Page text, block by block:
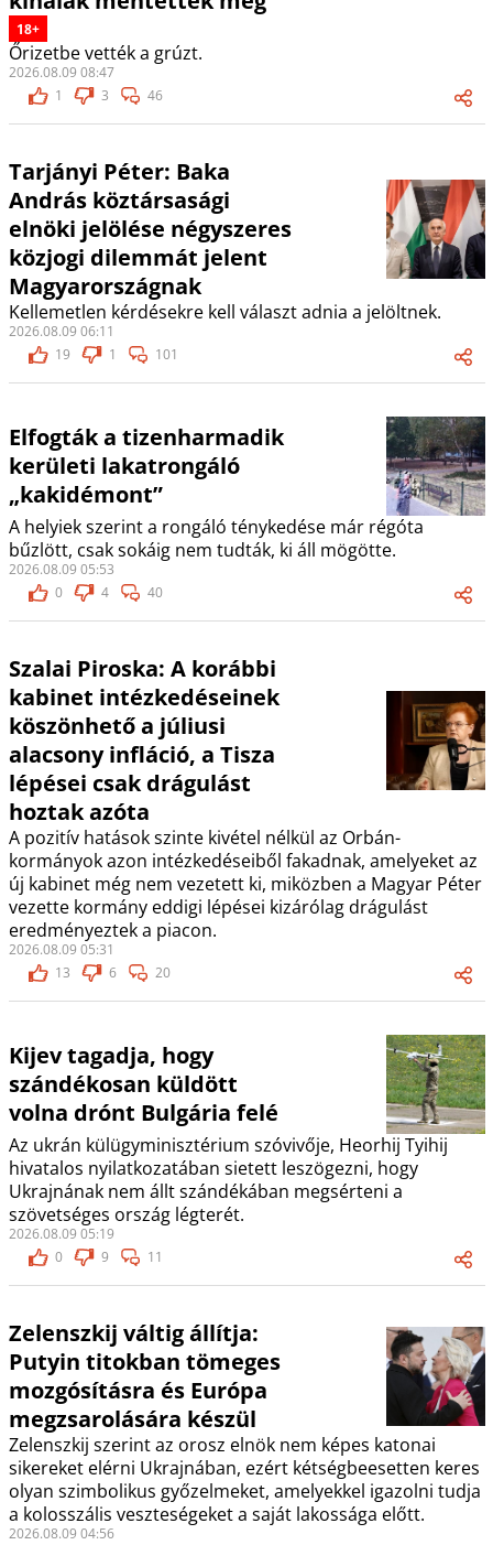
18+
Őrizetbe vették a grúzt.
2026.08.09 08:47
1
3 46
Tarjányi Péter: Baka
András köztársasági
elnöki jelölése négyszeres
közjogi dilemmát jelent
Magyarországnak
Kellemetlen kérdésekre kell választ adnia a jelöltnek.
2026.08.09 06:11
19
1 101
Elfogták a tizenharmadik
kerületi lakatrongáló
„kakidémont”
A helyiek szerint a rongáló ténykedése már régóta
bűzlött, csak sokáig nem tudták, ki áll mögötte.
2026.08.09 05:53
0
4 40
Szalai Piroska: A korábbi
kabinet intézkedéseinek
köszönhető a júliusi
alacsony infláció, a Tisza
lépései csak drágulást
hoztak azóta
A pozitív hatások szinte kivétel nélkül az Orbán-
kormányok azon intézkedéseiből fakadnak, amelyeket az
új kabinet még nem vezetett ki, miközben a Magyar Péter
vezette kormány eddigi lépései kizárólag drágulást
eredményeztek a piacon.
2026.08.09 05:31
13
6 20
Kijev tagadja, hogy
szándékosan küldött
volna drónt Bulgária felé
Az ukrán külügyminisztérium szóvivője, Heorhij Tyihij
hivatalos nyilatkozatában sietett leszögezni, hogy
Ukrajnának nem állt szándékában megsérteni a
szövetséges ország légterét.
2026.08.09 05:19
0
9 11
Zelenszkij váltig állítja:
Putyin titokban tömeges
mozgósításra és Európa
megzsarolására készül
Zelenszkij szerint az orosz elnök nem képes katonai
sikereket elérni Ukrajnában, ezért kétségbeesetten keres
olyan szimbolikus győzelmeket, amelyekkel igazolni tudja
a kolosszális veszteségeket a saját lakossága előtt.
2026.08.09 04:56